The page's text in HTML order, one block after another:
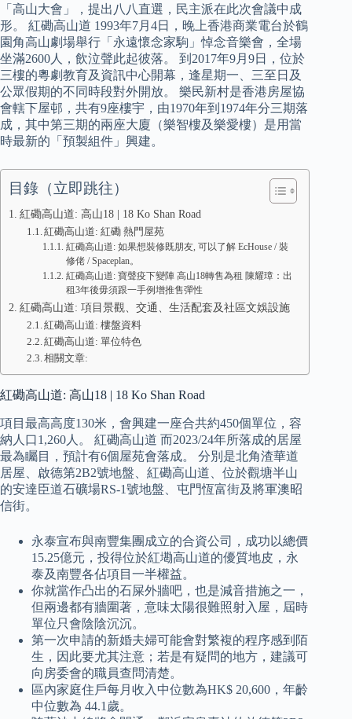
「高山大會」，提出八八直選，民主派在此次會議中成
形。 紅磡高山道 1993年7月4日，晚上香港商業電台於鶴
園角高山劇場舉行「永遠懷念家駒」悼念音樂會，全場
坐滿2600人，飲泣聲此起彼落。 到2017年9月9日，位於
三樓的粵劇教育及資訊中心開幕，逢星期一、三至日及
公眾假期的不同時段對外開放。 樂民新村是香港房屋協
會轄下屋邨，共有9座樓宇，由1970年到1974年分三期落
成，其中第三期的兩座大廈（樂智樓及樂愛樓）是用當
時最新的「預製組件」興建。
目錄（立即跳往）
紅磡高山道: 高山18 | 18 Ko Shan Road
紅磡高山道: 紅磡 熱門屋苑
紅磡高山道: 如果想裝修既朋友, 可以了解 EcHouse / 裝
修佬 / Spaceplan。
紅磡高山道: 寶聲疫下變陣 高山18轉售為租 陳耀璋：出
租3年後毋須跟一手例增推售彈性
紅磡高山道: 項目景觀、交通、生活配套及社區文娛設施
紅磡高山道: 樓盤資料
紅磡高山道: 單位特色
相關文章:
紅磡高山道: 高山18 | 18 Ko Shan Road
項目最高高度130米，會興建一座合共約450個單位，容
納人口1,260人。 紅磡高山道 而2023/24年所落成的居屋
最為矚目，預計有6個屋苑會落成。 分別是北角渣華道
居屋、啟德第2B2號地盤、紅磡高山道、位於觀塘半山
的安達臣道石礦場RS-1號地盤、屯門恆富街及將軍澳昭
信街。
永泰宣布與南豐集團成立的合資公司，成功以總價
15.25億元，投得位於紅墈高山道的優質地皮，永
泰及南豐各佔項目一半權益。
你就當作凸出的石屎外牆吧，也是減音措施之一，
但兩邊都有牆圍著，意味太陽很難照射入屋，屆時
單位只會陰陰沉沉。
第一次申請的新婚夫婦可能會對繁複的程序感到陌
生，因此要尤其注意；若是有疑問的地方，建議可
向房委會的職員查問清楚。
區內家庭住戶每月收入中位數為HK$ 20,600，年齡
中位數為 44.1歲。